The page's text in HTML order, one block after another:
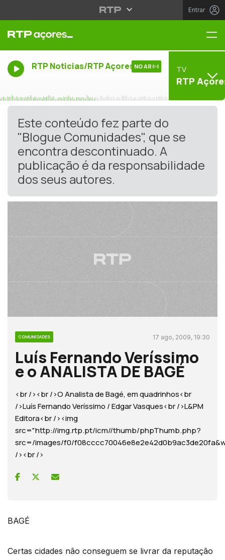
Entrar
RTP Noticias/RTP Açores NO AR TV
RTP
Este conteúdo fez parte do
"Blogue Comunidades", que se
encontra descontinuado. A
publicação é da responsabilidade
dos seus autores.
COMUNIDADES 17 ago, 2009, 19:30
Luís Fernando Veríssimo
e o ANALISTA DE BAGÉ
<br /><br />O Analista de Bagé, em quadrinhos<br
/>Luís Fernando Veríssimo / Edgar Vasques<br />L&PM
Editora<br /><img
src="http://img.rtp.pt/icm//thumb/phpThumb.php?
src=/images/f0/
/><br />
BAGÉ
Certas cidades não conseguem se livrar da reputação